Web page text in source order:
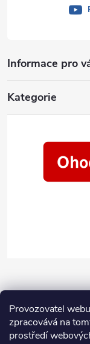
Provozovatel
zpracovává na
prostředí
Informace pro
Kategorie